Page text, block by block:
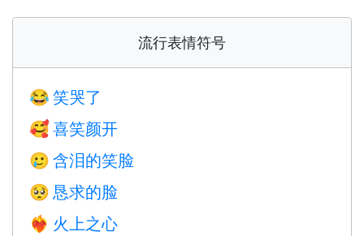
流行表情符号
😂 笑哭了
🥰 喜笑颜开
🥲 含泪的笑脸
🥺 恳求的脸
❤️‍🔥 火上之心